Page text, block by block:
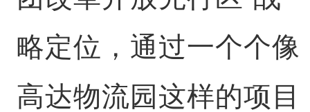
略定位，通过一个个像
高达物流园这样的项目